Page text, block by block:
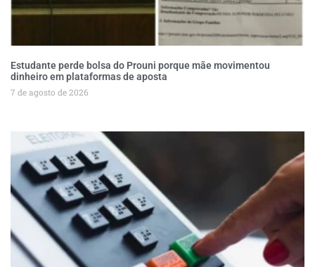
Estudante perde bolsa do Prouni porque mãe movimentou
dinheiro em plataformas de aposta
7 de agosto de 2026